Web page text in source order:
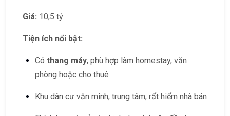
Giá: 10,5 tỷ
Tiện ích nổi bật:
Có thang máy, phù hợp làm homestay, văn
phòng hoặc cho thuê
Khu dân cư văn minh, trung tâm, rất hiếm nhà bán